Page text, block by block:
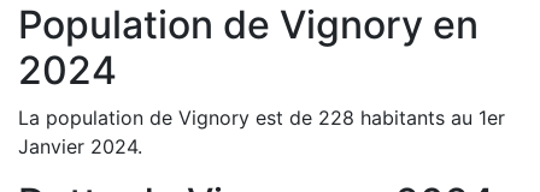
Population de Vignory en
2024
La population de Vignory est de 228 habitants au 1er
Janvier 2024.